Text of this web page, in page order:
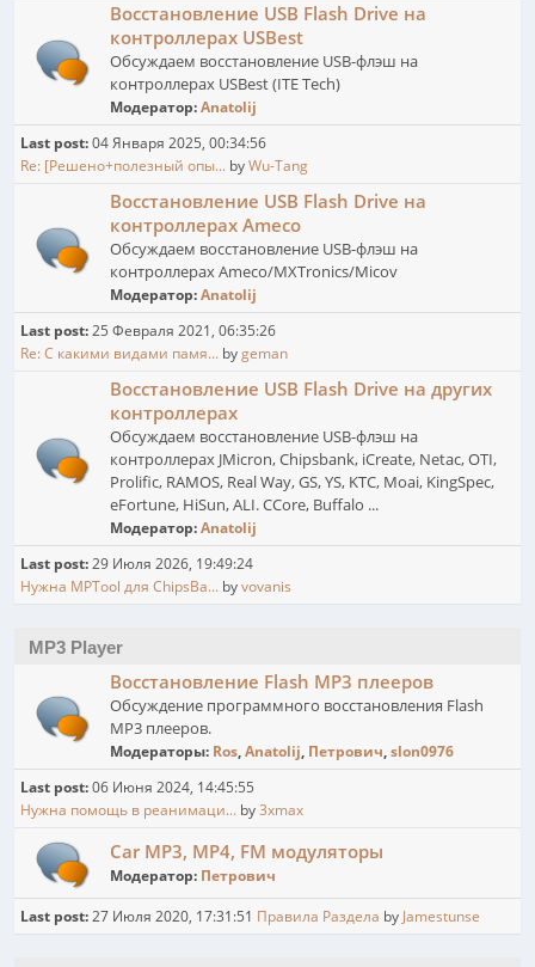
Восстановление USB Flash Drive на
контроллерах USBest
Обсуждаем восстановление USB-флэш на
контроллерах USBest (ITE Tech)
Модератор:Anatolij
Last post:04 Января 2025, 00:34:56
Re: [Решено+полезный опы... byWu-Tang
Восстановление USB Flash Drive на
контроллерах Ameco
Обсуждаем восстановление USB-флэш на
контроллерах Ameco/MXTronics/Micov
Модератор:Anatolij
Last post:25 Февраля 2021, 06:35:26
Re: С какими видами памя... bygeman
Восстановление USB Flash Drive на других
контроллерах
Обсуждаем восстановление USB-флэш на
контроллерах JMicron, Chipsbank, iCreate, Netac, OTI,
Prolific, RAMOS, Real Way, GS, YS, KTC, Moai, KingSpec,
eFortune, HiSun, ALI. CCore, Buffalo ...
Модератор:Anatolij
Last post:29 Июля 2026, 19:49:24
Нужна MPTool для ChipsBa... byvovanis
MP3 Player
Восстановление Flash MP3 плееров
Обсуждение программного восстановления Flash
MP3 плееров.
Модераторы: Ros,Anatolij, Петрович,slon0976
Last post:06 Июня 2024, 14:45:55
Нужна помощь в реанимаци... by3xmax
Car MP3, MP4, FM модуляторы
Модератор: Петрович
Last post:27 Июля 2020, 17:31:51 Правила Раздела by Jamestunse